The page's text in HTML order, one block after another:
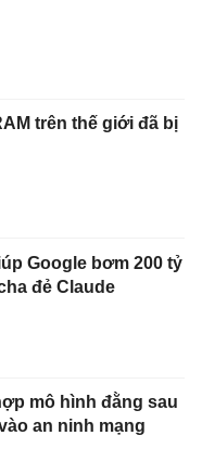
trên thế giới đã bị
Google bơm 200 tỷ
đẻ Claude
mô hình đằng sau
an ninh mạng